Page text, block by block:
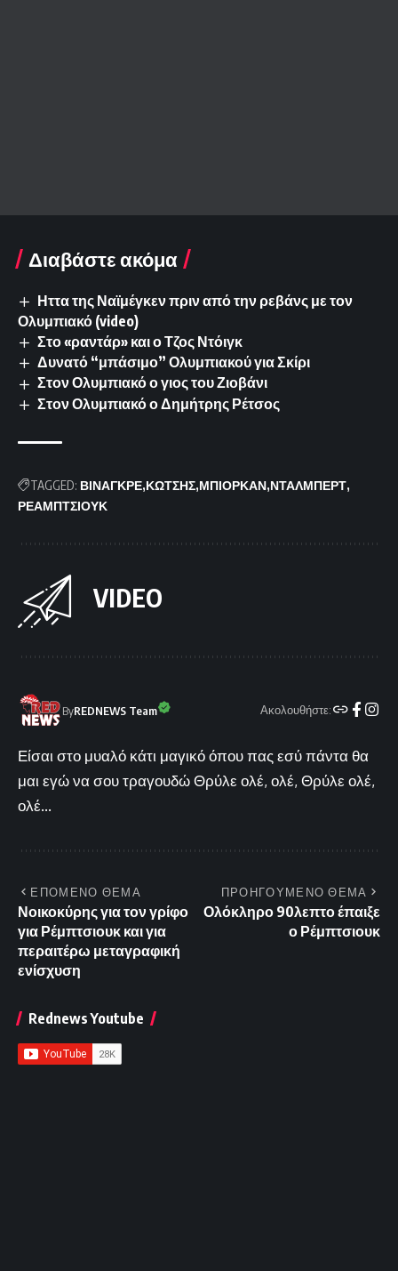
Διαβάστε ακόμα
Ηττα της Ναϊμέγκεν πριν από την ρεβάνς με τον
Ολυμπιακό (video)
Στο «ραντάρ» και ο Τζος Ντόιγκ
Δυνατό “μπάσιμο” Ολυμπιακού για Σκίρι
Στον Ολυμπιακό ο γιος του Ζιοβάνι
Στον Ολυμπιακό ο Δημήτρης Ρέτσος
TAGGED: ΒΙΝΑΓΚΡΕ ΚΩΤΣΗΣ ΜΠΙΟΡΚΑΝ ΝΤΑΛΜΠΕΡΤ
ΡΕΑΜΠΤΣΙΟΥΚ
VIDEO
ByREDNEWS Team Ακολουθήστε:
Είσαι στο μυαλό κάτι μαγικό όπου πας εσύ πάντα θα
μαι εγώ να σου τραγουδώ Θρύλε ολέ, ολέ, Θρύλε ολέ,
ολέ...
ΕΠΟΜΕΝΟ ΘΕΜΑ
Νοικοκύρης για τον γρίφο
για Ρέμπτσιουκ και για
περαιτέρω μεταγραφική
ενίσχυση
ΠΡΟΗΓΟΥΜΕΝΟ ΘΕΜΑ
Ολόκληρο 90λεπτο έπαιξε
ο Ρέμπτσιουκ
Rednews Youtube